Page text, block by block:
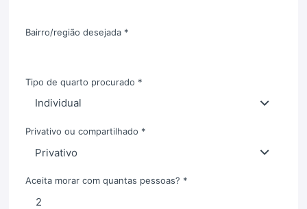
Bairro/região desejada *
Tipo de quarto procurado *
Privativo ou compartilhado *
Aceita morar com quantas pessoas? *